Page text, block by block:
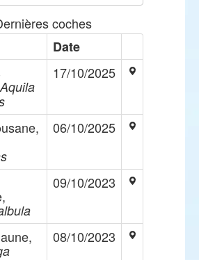
coches
Date
Aquila
17/10/2025
06/10/2025
09/10/2023
08/10/2023